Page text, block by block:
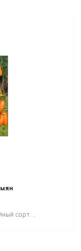
сорт. ..